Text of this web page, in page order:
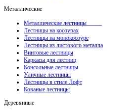
Металлические
Металлические лестницы
Лестницы на косоурах
Лестницы на монокосоуре
Лестницы из листового металла
Винтовые лестницы
Каркасы для лестниц
Консольные лестницы
Уличные лестницы
Лестницы в стиле Лофт
Кованые лестницы
Деревянные